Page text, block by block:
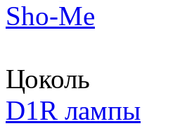
Sho-Me
Цоколь
D1R лампы